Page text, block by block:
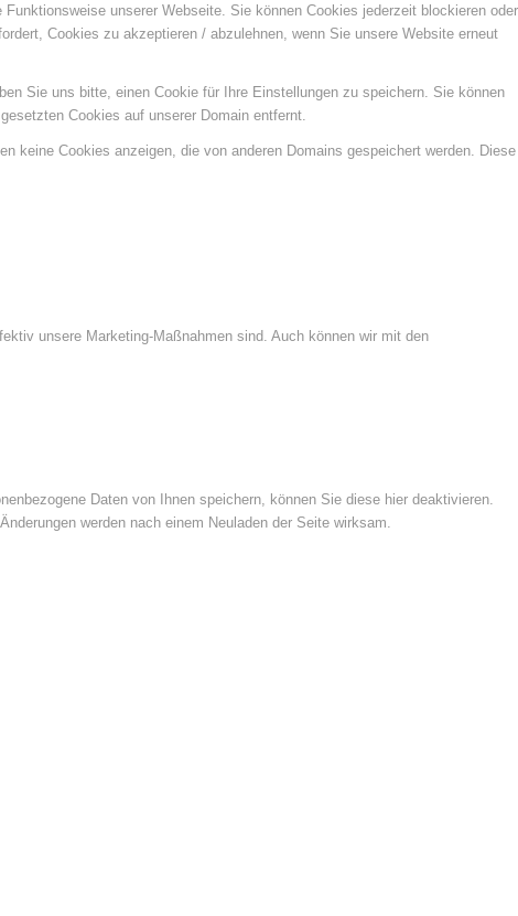
unserer Webseite. Sie können Cookies jederzeit blockieren oder
Cookies zu akzeptieren / abzulehnen, wenn Sie unsere Website erneut
Sie uns bitte, einen Cookie für Ihre Einstellungen zu speichern. Sie können
Cookies auf unserer Domain entfernt.
keine Cookies anzeigen, die von anderen Domains gespeichert werden. Diese
unsere Marketing-Maßnahmen sind. Auch können wir mit den
Daten von Ihnen speichern, können Sie diese hier deaktivieren.
werden nach einem Neuladen der Seite wirksam.